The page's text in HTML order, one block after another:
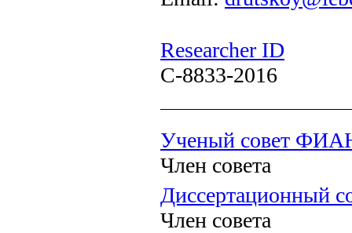
Researcher ID
C-8833-2016
Ученый совет
Член совета
Диссертационный
Член совета